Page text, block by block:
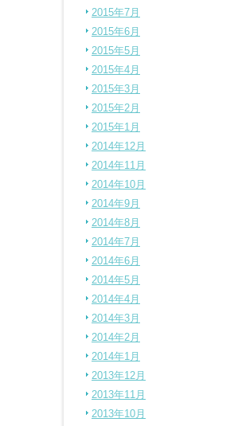
2015年7月
2015年6月
2015年5月
2015年4月
2015年3月
2015年2月
2015年1月
2014年12月
2014年11月
2014年10月
2014年9月
2014年8月
2014年7月
2014年6月
2014年5月
2014年4月
2014年3月
2014年2月
2014年1月
2013年12月
2013年11月
2013年10月